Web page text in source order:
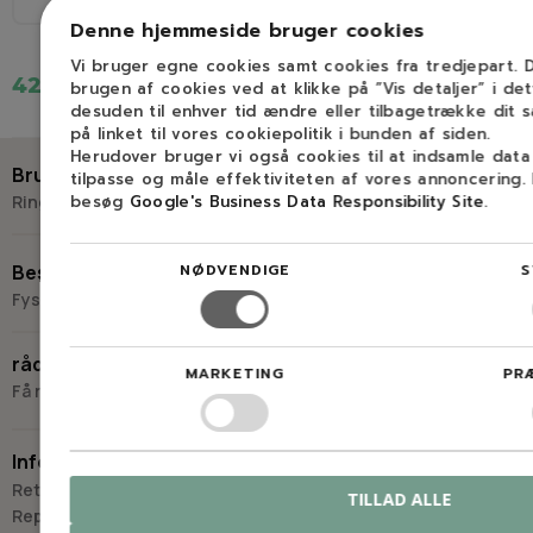
429,52 kr.
Brug for hjælp?
Ring eller skriv til Savdoktoren
+45 98 17 27 33
Besøg os
Fysisk butik og kompetencecenter
Virkelyst 3
9400 Nørresundby
Hverdage: 8.00-16.00
råd og vejledning
Få råd og vejledning hos Savdoktoren
“Vi bygger vores løsninger på viden, erfaring og faglig indsigt
- så du kan træffe
Information
Retur
Reparation
Denne hjemmeside bruger cookies
Vi bruger egne cookies samt cookies fra tredjepart.
brugen af cookies ved at klikke på ”Vis detaljer” i
desuden til enhver tid ændre eller tilbagetrække dit
på linket til vores cookiepolitik i bunden af siden.
Herudover bruger vi også cookies til at indsamle
tilpasse og måle effektiviteten af vores annoncering.
besøg Google's Business Data Responsibility Site.
NØDVENDIGE
MARKETING
TILLAD ALLE